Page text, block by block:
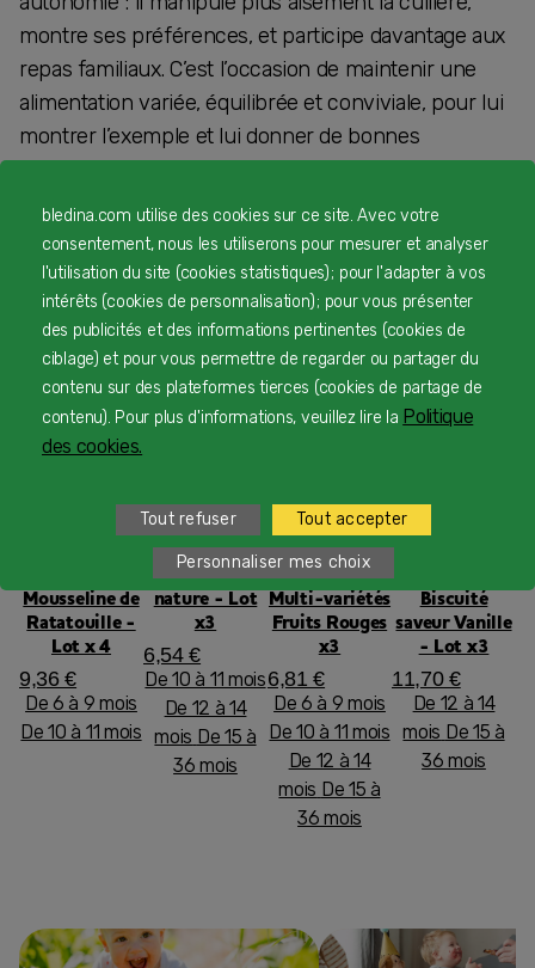
montre ses préférences, et participe davantage aux
repas familiaux. C’est l’occasion de maintenir une
alimentation variée, équilibrée et conviviale, pour lui
montrer l’exemple et lui donner de bonnes
Si vous cherchez des solutions
pratiques au quotidien, Blédina
vous propose des produits pour les
repas de bébé :
Mousseline de
Ratatouille -
Lot x 4
9,36 €
De 6 à 9 mois
De 10 à 11 mois
Mon 1er
Boudoir
nature - Lot
x3
6,54 €
De 10 à 11 mois
De 12 à 14
mois De 15 à
36 mois
Coupelles
Fruits - Lot
Multi-variétés
Fruits Rouges
x3
6,81 €
De 6 à 9 mois
De 10 à 11 mois
De 12 à 14
mois De 15 à
36 mois
Biscuité
saveur Vanille
- Lot x3
11,70 €
De 12 à 14
mois De 15 à
36 mois
bledina.com utilise des cookies sur ce site. Avec votre
consentement, nous les utiliserons pour mesurer et analyser
l'utilisation du site (cookies statistiques) ; pour l'adapter à vos
intérêts (cookies de personnalisation) ; pour vous présenter
des publicités et des informations pertinentes (cookies de
ciblage) et pour vous permettre de regarder ou partager du
contenu sur des plateformes tierces (cookies de partage de
contenu). Pour plus d'informations, veuillez lire la Politique
des cookies.
Tout refuser Tout accepter
Personnaliser mes choix